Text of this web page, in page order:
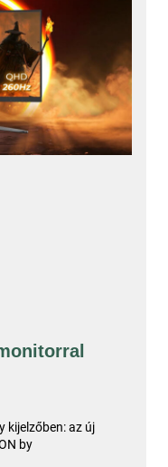
kijelzőben: az új
by